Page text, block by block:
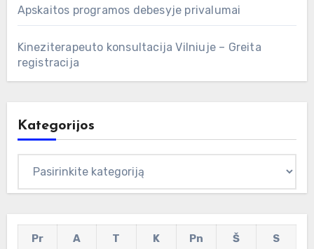
Apskaitos programos debesyje privalumai
Kineziterapeuto konsultacija Vilniuje – Greita
registracija
Kategorijos
Pr A T K Pn Š
S